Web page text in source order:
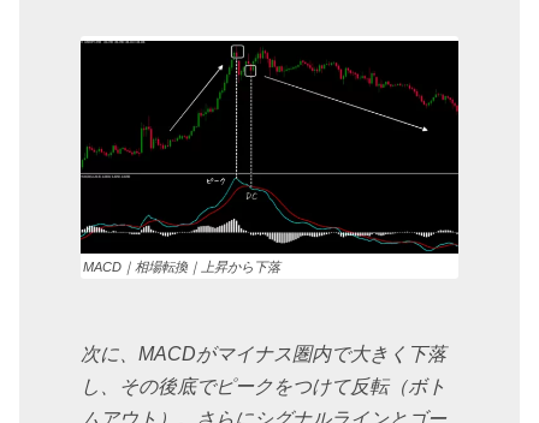
MACD｜相場転換｜上昇から下落
次に、MACDがマイナス圏内で大きく下落
し、その後底でピークをつけて反転（ボト
ムアウト）。さらにシグナルラインとゴー